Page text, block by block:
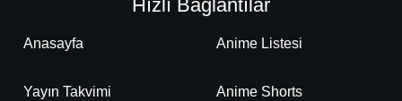
Hızlı Bağlantılar
Anasayfa Anime Listesi
Yayın Takvimi Anime Shorts